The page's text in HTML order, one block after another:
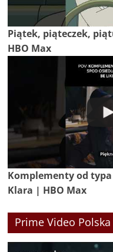
Piątek, piąteczek,
HBO Max
Komplementy od
Klara | HBO Max
Prime Video